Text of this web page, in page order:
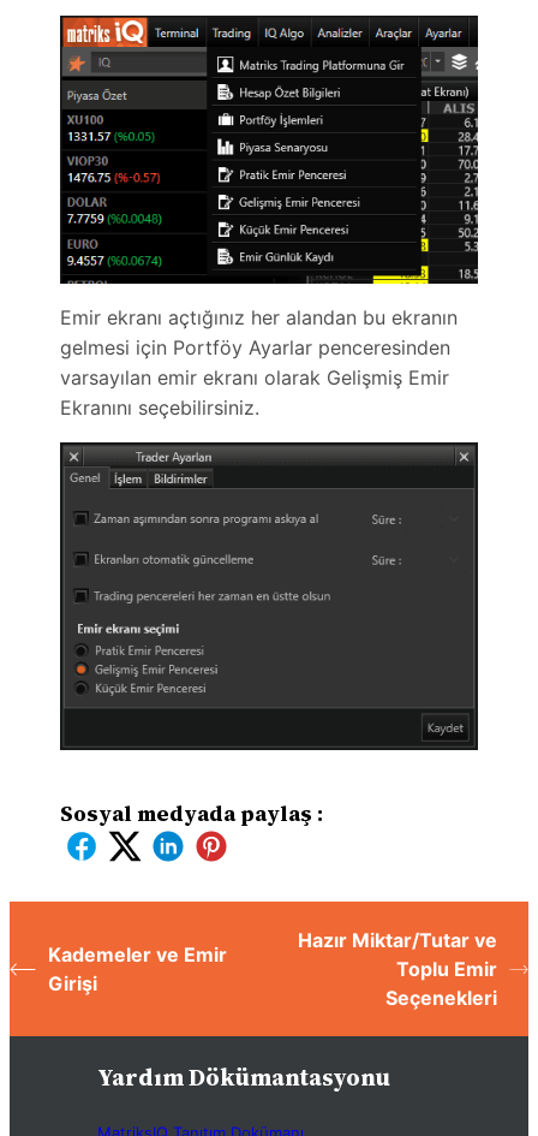
Emir ekranı açtığınız her alandan bu ekranın
gelmesi için Portföy Ayarlar penceresinden
varsayılan emir ekranı olarak Gelişmiş Emir
Ekranını seçebilirsiniz.
Sosyal medyada paylaş :
Kademeler ve Emir
Girişi
Hazır Miktar/Tutar ve
Toplu Emir
Seçenekleri
Yardım Dökümantasyonu